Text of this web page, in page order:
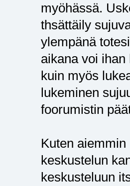
myöhässä.
thsättäily
ylempänä
aikana voi
kuin myös
lukeminen
foorumistin
Kuten
keskustelun
keskusteluun